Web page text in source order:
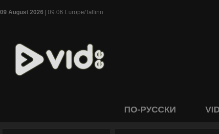
09 August 2026 | 09:06 Europe/Tallinn
ПО-РУССКИ